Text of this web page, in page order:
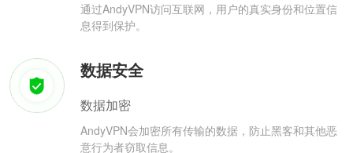
通过AndyVPN访问互联网，用户的真实身份和位置信
息得到保护。
数据安全
数据加密
AndyVPN会加密所有传输的数据，防止黑客和其他恶
意行为者窃取信息。